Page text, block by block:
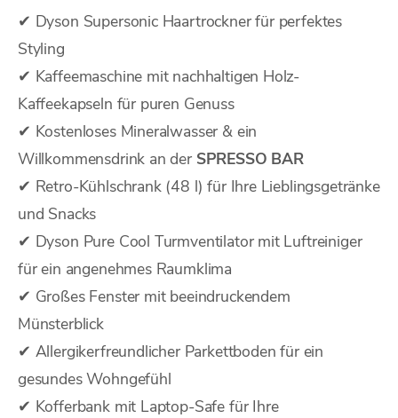
✔ Dyson Supersonic Haartrockner für perfektes
Styling
✔ Kaffeemaschine mit nachhaltigen Holz-
Kaffeekapseln für puren Genuss
✔ Kostenloses Mineralwasser & ein
Willkommensdrink an der SPRESSO BAR
✔ Retro-Kühlschrank (48 l) für Ihre Lieblingsgetränke
und Snacks
✔ Dyson Pure Cool Turmventilator mit Luftreiniger
für ein angenehmes Raumklima
✔ Großes Fenster mit beeindruckendem
Münsterblick
✔ Allergikerfreundlicher Parkettboden für ein
gesundes Wohngefühl
✔ Kofferbank mit Laptop-Safe für Ihre